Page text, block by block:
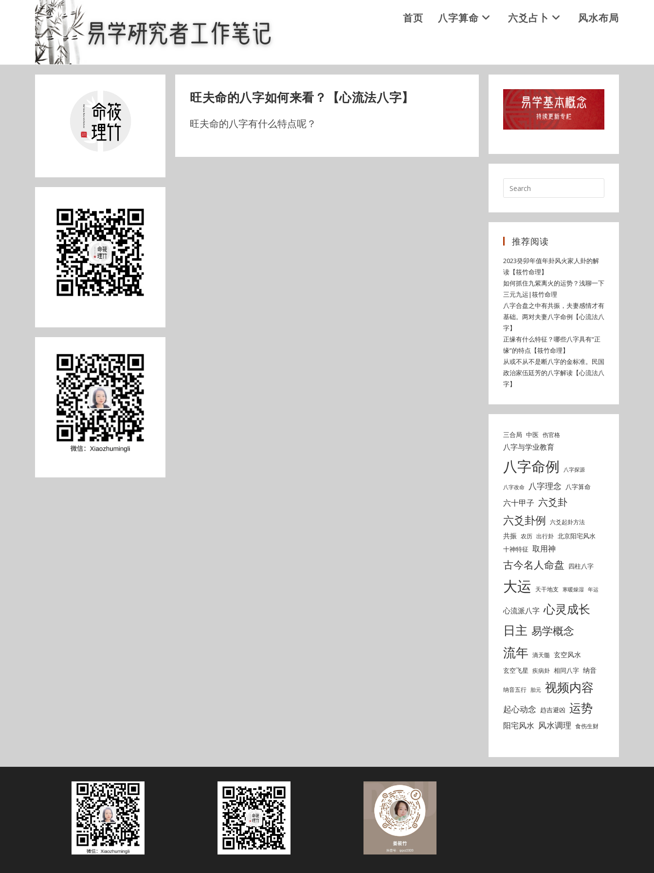
首页 八字算命 六爻占卜 风水布局
旺夫命的八字如何来看？【心流法八字】
旺夫命的八字有什么特点呢？
推荐阅读
2023癸卯年值年卦风火家人卦的解
读【筱竹命理】
如何抓住九紫离火的运势？浅聊一下
三元九运|筱竹命理
八字合盘之中有共振，夫妻感情才有
基础。两对夫妻八字命例【心流法八
字】
正缘有什么特征？哪些八字具有“正
缘”的特点【筱竹命理】
从或不从不是断八字的金标准。民国
政治家伍廷芳的八字解读【心流法八
字】
三合局 中医 伤官格
八字与学业教育
八字命例 八字探源
八字改命 八字理念 八字算命
六十甲子 六爻卦
六爻卦例 六爻起卦方法
共振 农历 出行卦 北京阳宅风水
十神特征 取用神
古今名人命盘 四柱八字
大运 天干地支 寒暖燥湿 年运
心流派八字 心灵成长
日主 易学概念
流年 滴天髓 玄空风水
玄空飞星 疾病卦 相同八字 纳音
纳音五行 胎元 视频内容
起心动念 趋吉避凶 运势
阳宅风水 风水调理 食伤生财